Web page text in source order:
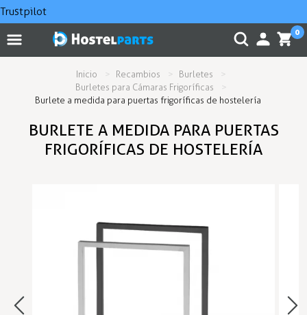
Trustpilot
0
Inicio Recambios
Burletes
Burletes para Cámaras Frigoríficas
Burlete a medida para puertas frigoríficas de hostelería
BURLETE A MEDIDA PARA PUERTAS
FRIGORÍFICAS DE HOSTELERÍA